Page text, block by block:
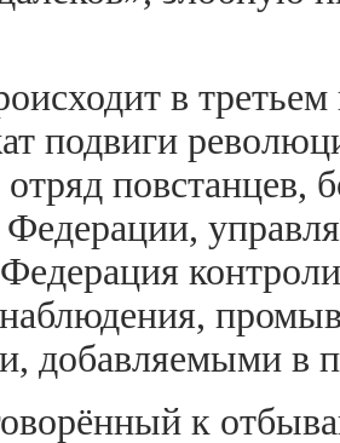
в
подвиги
отряд
Федерации,
добавляемыми в
к